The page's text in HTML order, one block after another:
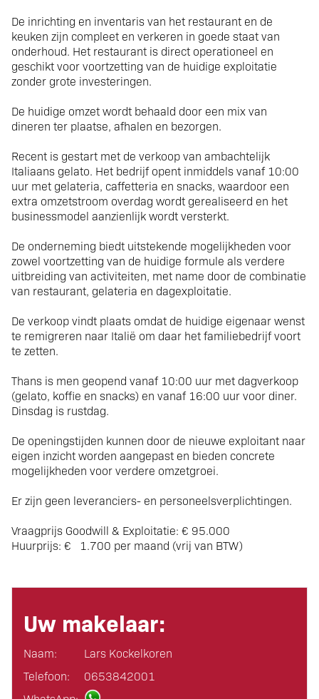
De inrichting en inventaris van het restaurant en de
keuken zijn compleet en verkeren in goede staat van
onderhoud. Het restaurant is direct operationeel en
geschikt voor voortzetting van de huidige exploitatie
zonder grote investeringen.
De huidige omzet wordt behaald door een mix van
dineren ter plaatse, afhalen en bezorgen.
Recent is gestart met de verkoop van ambachtelijk
Italiaans gelato. Het bedrijf opent inmiddels vanaf 10:00
uur met gelateria, caffetteria en snacks, waardoor een
extra omzetstroom overdag wordt gerealiseerd en het
businessmodel aanzienlijk wordt versterkt.
De onderneming biedt uitstekende mogelijkheden voor
zowel voortzetting van de huidige formule als verdere
uitbreiding van activiteiten, met name door de combinatie
van restaurant, gelateria en dagexploitatie.
De verkoop vindt plaats omdat de huidige eigenaar wenst
te remigreren naar Italië om daar het familiebedrijf voort
te zetten.
Thans is men geopend vanaf 10:00 uur met dagverkoop
(gelato, koffie en snacks) en vanaf 16:00 uur voor diner.
Dinsdag is rustdag.
De openingstijden kunnen door de nieuwe exploitant naar
eigen inzicht worden aangepast en bieden concrete
mogelijkheden voor verdere omzetgroei.
Er zijn geen leveranciers- en personeelsverplichtingen.
Vraagprijs Goodwill & Exploitatie: € 95.000
Huurprijs: € 1.700 per maand (vrij van BTW)
Uw makelaar:
Naam:
Lars Kockelkoren
Telefoon:
0653842001